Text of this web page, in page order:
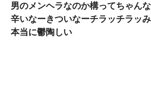
男のメンヘラなのか構ってちゃん
辛いなーきついなーチラッチラッ
本当に鬱陶しい